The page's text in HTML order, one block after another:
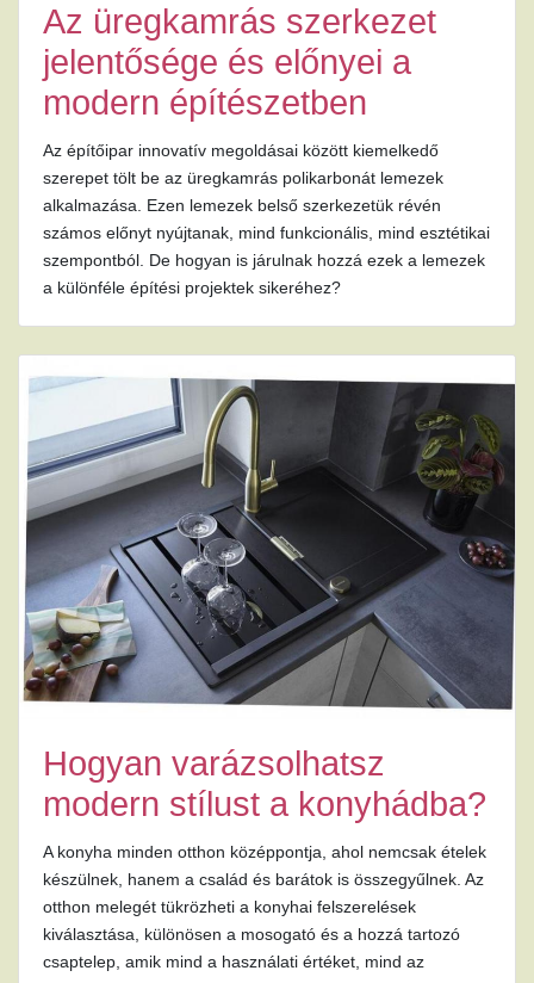
Az üregkamrás szerkezet
jelentősége és előnyei a
modern építészetben
Az építőipar innovatív megoldásai között kiemelkedő
szerepet tölt be az üregkamrás polikarbonát lemezek
alkalmazása. Ezen lemezek belső szerkezetük révén
számos előnyt nyújtanak, mind funkcionális, mind esztétikai
szempontból. De hogyan is járulnak hozzá ezek a lemezek
a különféle építési projektek sikeréhez?
Hogyan varázsolhatsz
modern stílust a konyhádba?
A konyha minden otthon középpontja, ahol nemcsak ételek
készülnek, hanem a család és barátok is összegyűlnek. Az
otthon melegét tükrözheti a konyhai felszerelések
kiválasztása, különösen a mosogató és a hozzá tartozó
csaptelep, amik mind a használati értéket, mind az